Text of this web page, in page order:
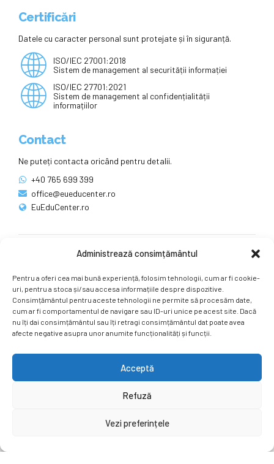
Administrează consimțământul
Pentru a oferi cea mai bună experiență, folosim tehnologii, cum ar fi cookie-
uri, pentru a stoca și/sau accesa informațiile despre dispozitive.
Consimțământul pentru aceste tehnologii ne permite să procesăm date,
cum ar fi comportamentul de navigare sau ID-uri unice pe acest site. Dacă
nu îți dai consimțământul sau îți retragi consimțământul dat poate avea
afecte negative asupra unor anumite funcționalități și funcții.
Acceptă
Refuză
Vezi preferințele
Certificări
Datele cu caracter personal sunt protejate și în siguranță.
ISO/IEC 27001:2018
Sistem de management al securității informației
ISO/IEC 27701:2021
Sistem de management al confidențialității
informațiilor
Contact
Ne puteți contacta oricând pentru detalii.
+40 765 699 399
office@eueducenter.ro
EuEduCenter.ro
Ne puteți găsi și pe rețelele sociale.